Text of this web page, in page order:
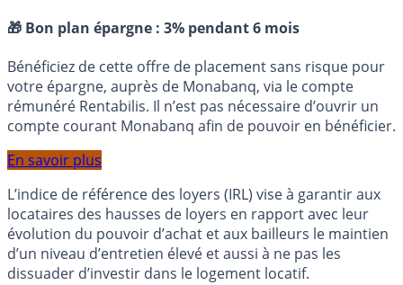
🎁 Bon plan épargne : 3% pendant 6 mois
Bénéficiez de cette offre de placement sans risque pour
votre épargne, auprès de Monabanq, via le compte
rémunéré Rentabilis. Il n’est pas nécessaire d’ouvrir un
compte courant Monabanq afin de pouvoir en bénéficier.
En savoir plus
L’indice de référence des loyers (IRL) vise à garantir aux
locataires des hausses de loyers en rapport avec leur
évolution du pouvoir d’achat et aux bailleurs le maintien
d’un niveau d’entretien élevé et aussi à ne pas les
dissuader d’investir dans le logement locatif.